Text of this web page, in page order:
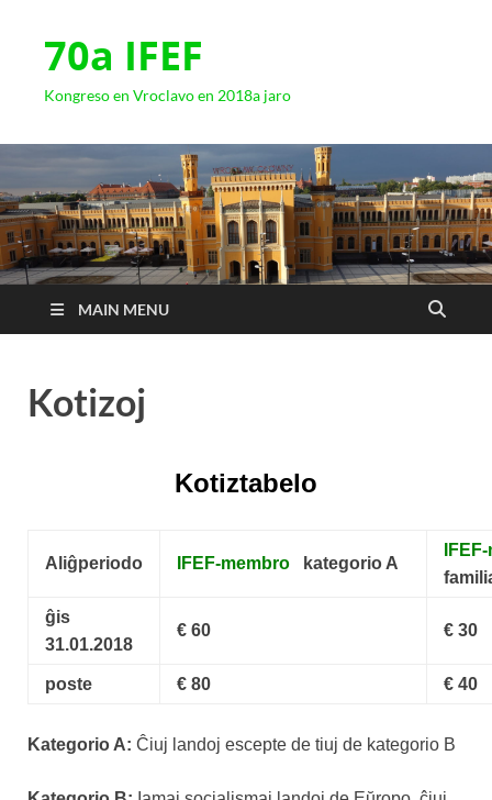
70a IFEF
Kongreso en Vroclavo en 2018a jaro
MAIN MENU
Kotizoj
Kotiztabelo
Aliĝperiodo IFEF-membro kategorio A
ĝis
31.01.2018
€ 60 € 30
poste € 80 € 40
Kategorio A: Ĉiuj landoj escepte de tiuj de kategorio B